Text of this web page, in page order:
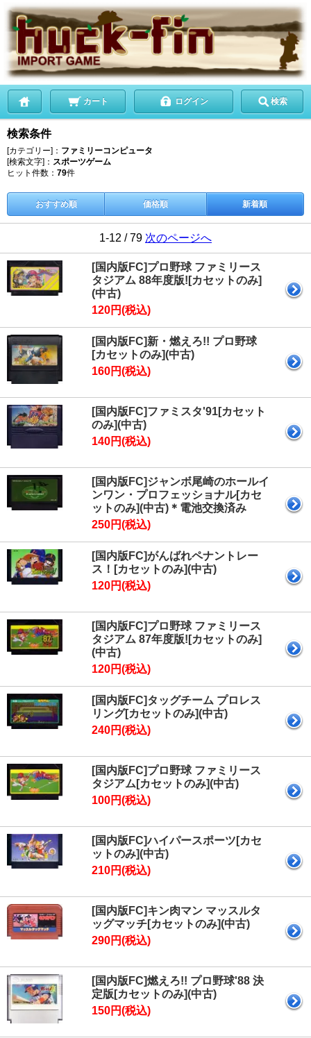
カート ログイン 検索
検索条件
[カテゴリー]： ファミリーコンピュータ
[検索文字]： スポーツゲーム
ヒット件数： 79件
おすすめ順 価格順 新着順
1-12 / 79 次のページへ
[国内版FC]プロ野球 ファミリース
タジアム 88年度版![カセットのみ]
(中古)
120円(税込)
[国内版FC]新・燃えろ!! プロ野球
[カセットのみ](中古)
160円(税込)
[国内版FC]ファミスタ'91[カセット
のみ](中古)
140円(税込)
[国内版FC]ジャンボ尾崎のホールイ
ンワン・プロフェッショナル[カセ
ットのみ](中古)＊電池交換済み
250円(税込)
[国内版FC]がんばれペナントレー
ス！[カセットのみ](中古)
120円(税込)
[国内版FC]プロ野球 ファミリース
タジアム 87年度版![カセットのみ]
(中古)
120円(税込)
[国内版FC]タッグチーム プロレス
リング[カセットのみ](中古)
240円(税込)
[国内版FC]プロ野球 ファミリース
タジアム[カセットのみ](中古)
100円(税込)
[国内版FC]ハイパースポーツ[カセ
ットのみ](中古)
210円(税込)
[国内版FC]キン肉マン マッスルタ
ッグマッチ[カセットのみ](中古)
290円(税込)
[国内版FC]燃えろ!! プロ野球'88 決
定版[カセットのみ](中古)
150円(税込)